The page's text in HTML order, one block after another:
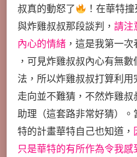
叔真的動怒了
！在華特
與炸雞叔叔那段談判， 請注
內心的情緒 ，這是我第一
，可見炸雞叔叔內心有無
法，所以炸雞叔叔打算利用
走向並不難猜，不然炸雞
助理（這套路非常好猜）
特的計畫華特自己也知道，
只是華特的有所作為令我感